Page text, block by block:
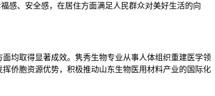
感、安全感，在居住方面满足人民群众对美好生活的向
均取得显著成效。隽秀生物专业从事人体组织重建医学领
侨胞资源优势，积极推动山东生物医用材料产业的国际化